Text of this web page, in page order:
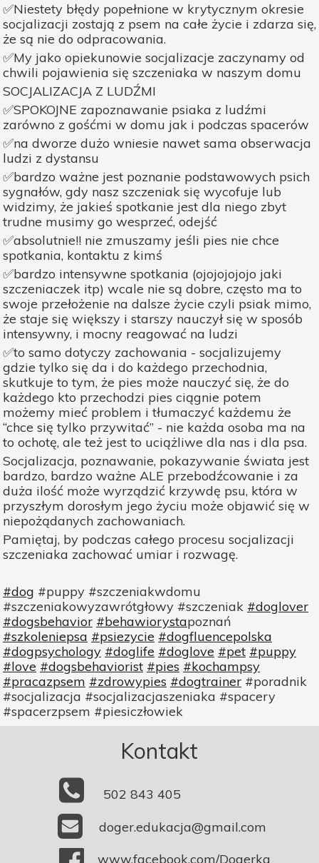
Kontakt
www.facebook.com/Dogerka
doger.edukacja@gmail.com
502 843 405
✅Niestety błędy popełnione w krytycznym okresie
socjalizacji zostają z psem na całe życie i zdarza się,
że są nie do odpracowania.
✅My jako opiekunowie socjalizacje zaczynamy od
chwili pojawienia się szczeniaka w naszym domu
SOCJALIZACJA Z LUDŹMI
✅SPOKOJNE zapoznawanie psiaka z ludźmi
zarówno z gośćmi w domu jak i podczas spacerów
✅na dworze dużo wniesie nawet sama obserwacja
ludzi z dystansu
✅bardzo ważne jest poznanie podstawowych psich
sygnałów, gdy nasz szczeniak się wycofuje lub
widzimy, że jakieś spotkanie jest dla niego zbyt
trudne musimy go wesprzeć, odejść
✅absolutnie!! nie zmuszamy jeśli pies nie chce
spotkania, kontaktu z kimś
✅bardzo intensywne spotkania (ojojojojojo jaki
szczeniaczek itp) wcale nie są dobre, często ma to
swoje przełożenie na dalsze życie czyli psiak mimo,
że staje się większy i starszy nauczył się w sposób
intensywny, i mocny reagować na ludzi
✅to samo dotyczy zachowania - socjalizujemy
gdzie tylko się da i do każdego przechodnia,
skutkuje to tym, że pies może nauczyć się, że do
każdego kto przechodzi pies ciągnie potem
możemy mieć problem i tłumaczyć każdemu że
“chce się tylko przywitać” - nie każda osoba ma na
to ochotę, ale też jest to uciążliwe dla nas i dla psa.
Socjalizacja, poznawanie, pokazywanie świata jest
bardzo, bardzo ważne ALE przebodźcowanie i za
duża ilość może wyrządzić krzywdę psu, która w
przyszłym dorosłym jego życiu może objawić się w
niepożądanych zachowaniach.
Pamiętaj, by podczas całego procesu socjalizacji
szczeniaka zachować umiar i rozwagę.
#dog #puppy #szczeniakwdomu
#szczeniakowyzawrótgłowy #szczeniak #doglover
#dogsbehavior #behawiorystapoznań
#szkoleniepsa #psiezycie #dogfluencepolska
#dogpsychology #doglife #doglove #pet #puppy
#love #dogsbehaviorist #pies #kochampsy
#pracazpsem #zdrowypies #dogtrainer #poradnik
#socjalizacja #socjalizacjaszeniaka #spacery
#spacerzpsem #piesiczłowiek